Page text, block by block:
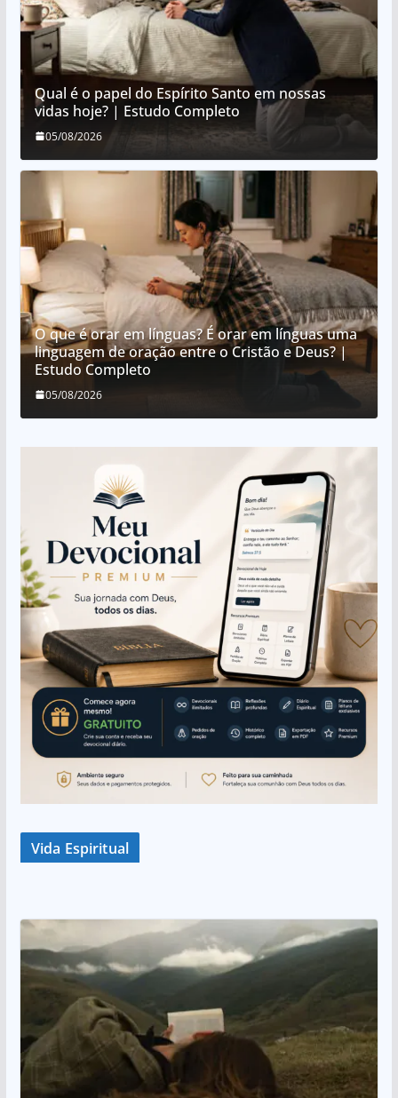
Qual é o papel do Espírito Santo em nossas
vidas hoje? | Estudo Completo
05/08/2026
O que é orar em línguas? É orar em línguas uma
linguagem de oração entre o Cristão e Deus? |
Estudo Completo
05/08/2026
Vida Espiritual